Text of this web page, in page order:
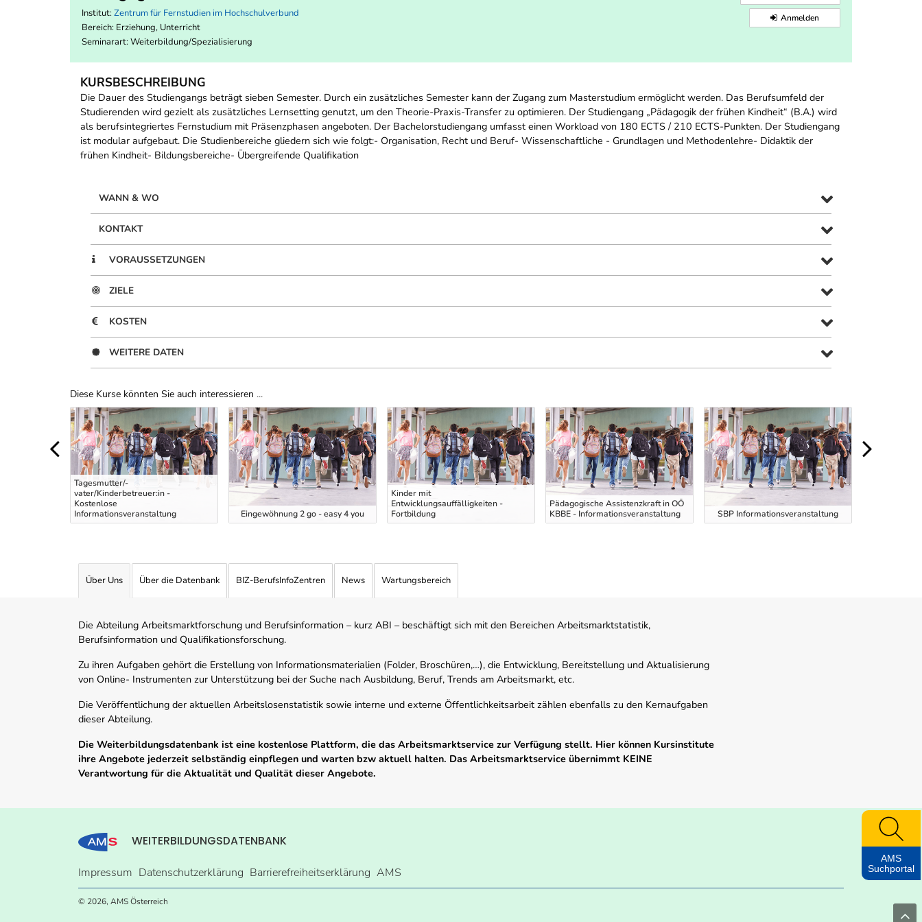
Institut: Zentrum für Fernstudien im Hochschulverbund
Bereich: Erziehung, Unterricht
Seminarart: Weiterbildung/Spezialisierung
Anmelden
KURSBESCHREIBUNG
Die Dauer des Studiengangs beträgt sieben Semester. Durch ein zusätzliches Semester kann der Zugang zum Masterstudium ermöglicht werden. Das Berufsumfeld der
Studierenden wird gezielt als zusätzliches Lernsetting genutzt, um den Theorie-Praxis-Transfer zu optimieren. Der Studiengang „Pädagogik der frühen Kindheit“ (B.A.) wird
als berufsintegriertes Fernstudium mit Präsenzphasen angeboten. Der Bachelorstudiengang umfasst einen Workload von 180 ECTS / 210 ECTS-Punkten. Der Studiengang
ist modular aufgebaut. Die Studienbereiche gliedern sich wie folgt:- Organisation, Recht und Beruf- Wissenschaftliche - Grundlagen und Methodenlehre- Didaktik der
frühen Kindheit- Bildungsbereiche- Übergreifende Qualifikation
WANN & WO
KONTAKT
VORAUSSETZUNGEN
ZIELE
KOSTEN
WEITERE DATEN
Diese Kurse könnten Sie auch interessieren ...
Uber Weiterbildungsvorschläge
Tagesmutter/-
vater/Kinderbetreuer:in -
Kostenlose
Informationsveranstaltung
Eingewöhnung 2 go - easy 4 you
Kinder mit
Entwicklungsauffälligkeiten -
Fortbildung
Pädagogische Assistenzkraft in OÖ
KBBE - Informationsveranstaltung
SBP Informationsveranstaltung
Über Uns Über die Datenbank BIZ-BerufsInfoZentren News Wartungsbereich
Die Abteilung Arbeitsmarktforschung und Berufsinformation – kurz ABI – beschäftigt sich mit den Bereichen Arbeitsmarktstatistik,
Berufsinformation und Qualifikationsforschung.
Zu ihren Aufgaben gehört die Erstellung von Informationsmaterialien (Folder, Broschüren,…), die Entwicklung, Bereitstellung und Aktualisierung
von Online- Instrumenten zur Unterstützung bei der Suche nach Ausbildung, Beruf, Trends am Arbeitsmarkt, etc.
Die Veröffentlichung der aktuellen Arbeitslosenstatistik sowie interne und externe Öffentlichkeitsarbeit zählen ebenfalls zu den Kernaufgaben
dieser Abteilung.
Die Weiterbildungsdatenbank ist eine kostenlose Plattform, die das Arbeitsmarktservice zur Verfügung stellt. Hier können Kursinstitute
ihre Angebote jederzeit selbständig einpflegen und warten bzw aktuell halten. Das Arbeitsmarktservice übernimmt KEINE
Verantwortung für die Aktualität und Qualität dieser Angebote.
WEITERBILDUNGSDATENBANK
Impressum Datenschutzerklärung Barrierefreiheitserklärung AMS
© 2026, AMS Österreich
AMS
Suchportal